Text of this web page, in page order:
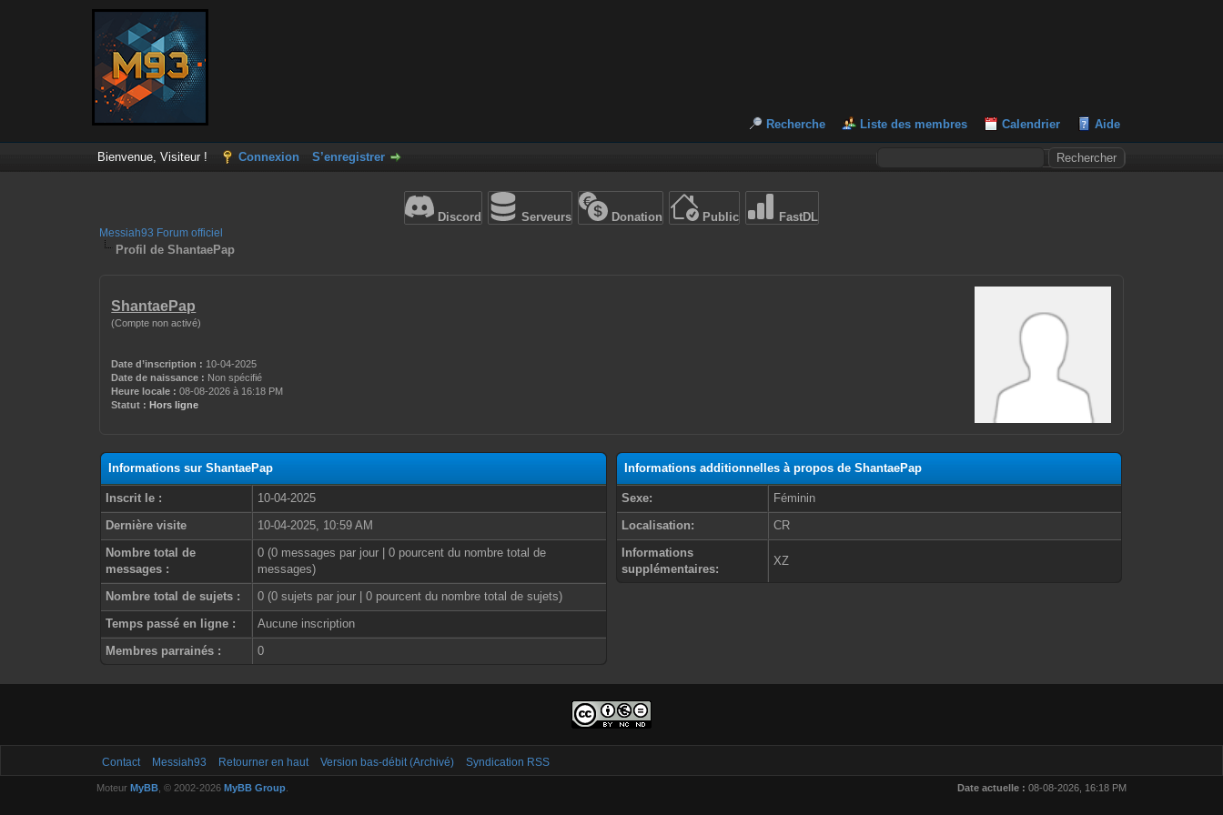
Recherche Liste des membres Calendrier Aide
Bienvenue, Visiteur ! Connexion S’enregistrer
Discord Serveurs Donation Public FastDL
Messiah93 Forum officiel
Profil de ShantaePap
ShantaePap
(Compte non activé)
Date d’inscription : 10-04-2025
Date de naissance : Non spécifié
Heure locale : 08-08-2026 à 16:18 PM
Statut : Hors ligne
Informations sur ShantaePap
Inscrit le :
10-04-2025
Dernière visite
10-04-2025, 10:59 AM
Nombre total de
messages :
0 (0 messages par jour | 0 pourcent du nombre total de
messages)
Nombre total de sujets :
0 (0 sujets par jour | 0 pourcent du nombre total de sujets)
Temps passé en ligne :
Aucune inscription
Membres parrainés :
0
Informations additionnelles à propos de ShantaePap
Sexe:
Féminin
Localisation:
CR
Informations
supplémentaires:
XZ
Contact Messiah93 Retourner en haut Version bas-débit (Archivé) Syndication RSS
Date actuelle : 08-08-2026, 16:18 PM
Moteur MyBB, © 2002-2026 MyBB Group.